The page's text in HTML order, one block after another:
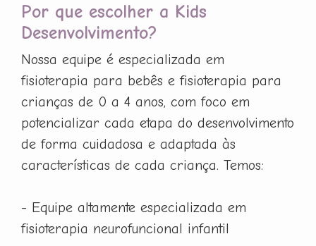
Por que escolher a Kids
Desenvolvimento?
Nossa equipe é especializada em
fisioterapia para bebês e fisioterapia para
crianças de 0 a 4 anos, com foco em
potencializar cada etapa do desenvolvimento
de forma cuidadosa e adaptada às
características de cada criança. Temos:
- Equipe altamente especializada em
fisioterapia neurofuncional infantil